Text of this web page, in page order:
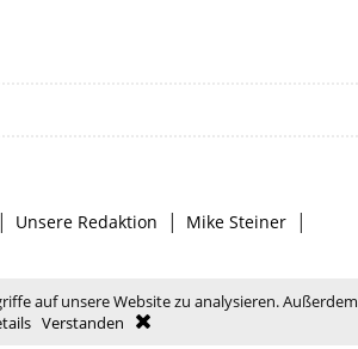
| Unsere Redaktion | Mike Steiner |
auf unsere Website zu analysieren. Außerdem
Verstanden